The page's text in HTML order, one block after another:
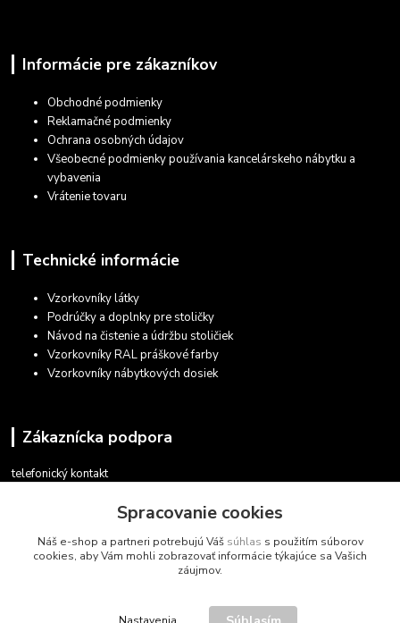
Informácie pre zákazníkov
Obchodné podmienky
Reklamačné podmienky
Ochrana osobných údajov
Všeobecné podmienky používania kancelárskeho nábytku a
vybavenia
Vrátenie tovaru
Technické informácie
Vzorkovníky látky
Podrúčky a doplnky pre stoličky
Návod na čistenie a údržbu stoličiek
Vzorkovníky RAL práškové farby
Vzorkovníky nábytkových dosiek
Zákaznícka podpora
telefonický kontakt
v pracovných dňoch 08.30 - 16.00
obchod@marketsk.sk
Spracovanie cookies
Náš e-shop a partneri potrebujú Váš súhlas s použitím súborov
cookies, aby Vám mohli zobrazovať informácie týkajúce sa Vašich
záujmov.